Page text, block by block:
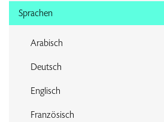
Sprachen
Arabisch
Deutsch
Englisch
Französisch